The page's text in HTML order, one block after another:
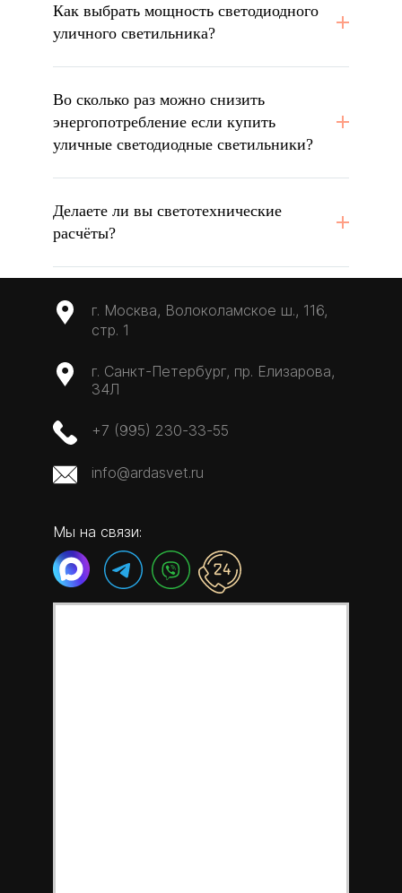
Как выбрать мощность светодиодного
уличного светильника?
Во сколько раз можно снизить
энергопотребление если купить
уличные светодиодные светильники?
Делаете ли вы светотехнические
расчёты?
г. Москва, Волоколамское ш., 116,
стр. 1
г. Санкт-Петербург, пр. Елизарова,
34Л
+7 (995) 230-33-55
info@ardasvet.ru
Мы на связи: